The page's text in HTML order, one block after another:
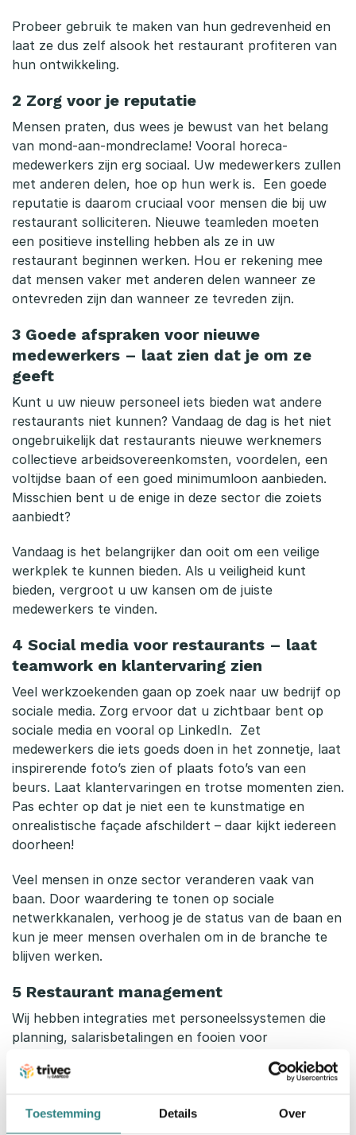
Toestemming Details Over
e
e
l
Probeer gebruik te maken van hun gedrevenheid en
laat ze dus zelf alsook het restaurant profiteren van
hun ontwikkeling.
2 Zorg voor je reputatie
Mensen praten, dus wees je bewust van het belang
van mond-aan-mondreclame! Vooral horeca-
medewerkers zijn erg sociaal. Uw medewerkers zullen
met anderen delen, hoe op hun werk is. Een goede
reputatie is daarom cruciaal voor mensen die bij uw
restaurant solliciteren. Nieuwe teamleden moeten
een positieve instelling hebben als ze in uw
restaurant beginnen werken. Hou er rekening mee
dat mensen vaker met anderen delen wanneer ze
ontevreden zijn dan wanneer ze tevreden zijn.
3 Goede afspraken voor nieuwe
medewerkers – laat zien dat je om ze
geeft
Kunt u uw nieuw personeel iets bieden wat andere
restaurants niet kunnen? Vandaag de dag is het niet
ongebruikelijk dat restaurants nieuwe werknemers
collectieve arbeidsovereenkomsten, voordelen, een
voltijdse baan of een goed minimumloon aanbieden.
Misschien bent u de enige in deze sector die zoiets
aanbiedt?
Vandaag is het belangrijker dan ooit om een veilige
werkplek te kunnen bieden. Als u veiligheid kunt
bieden, vergroot u uw kansen om de juiste
medewerkers te vinden.
4 Social media voor restaurants – laat
teamwork en klantervaring zien
Veel werkzoekenden gaan op zoek naar uw bedrijf op
sociale media. Zorg ervoor dat u zichtbaar bent op
sociale media en vooral op LinkedIn. Zet
medewerkers die iets goeds doen in het zonnetje, laat
inspirerende foto’s zien of plaats foto’s van een
beurs. Laat klantervaringen en trotse momenten zien.
Pas echter op dat je niet een te kunstmatige en
onrealistische façade afschildert – daar kijkt iedereen
doorheen!
Veel mensen in onze sector veranderen vaak van
baan. Door waardering te tonen op sociale
netwerkkanalen, verhoog je de status van de baan en
kun je meer mensen overhalen om in de branche te
blijven werken.
5 Restaurant management
Wij hebben integraties met personeelssystemen die
planning, salarisbetalingen en fooien voor
u geen tijd meer hoeft te besteden aan administratie
en dat u zich kan focussen op personeelszorg en tijd
met uw werknemers. Dit is een geweldige manier om